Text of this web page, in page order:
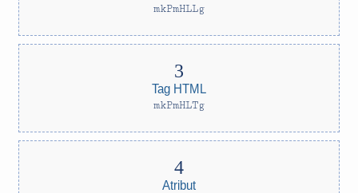
mkPmHLLg
Tag HTML
mkPmHLTg
Atribut